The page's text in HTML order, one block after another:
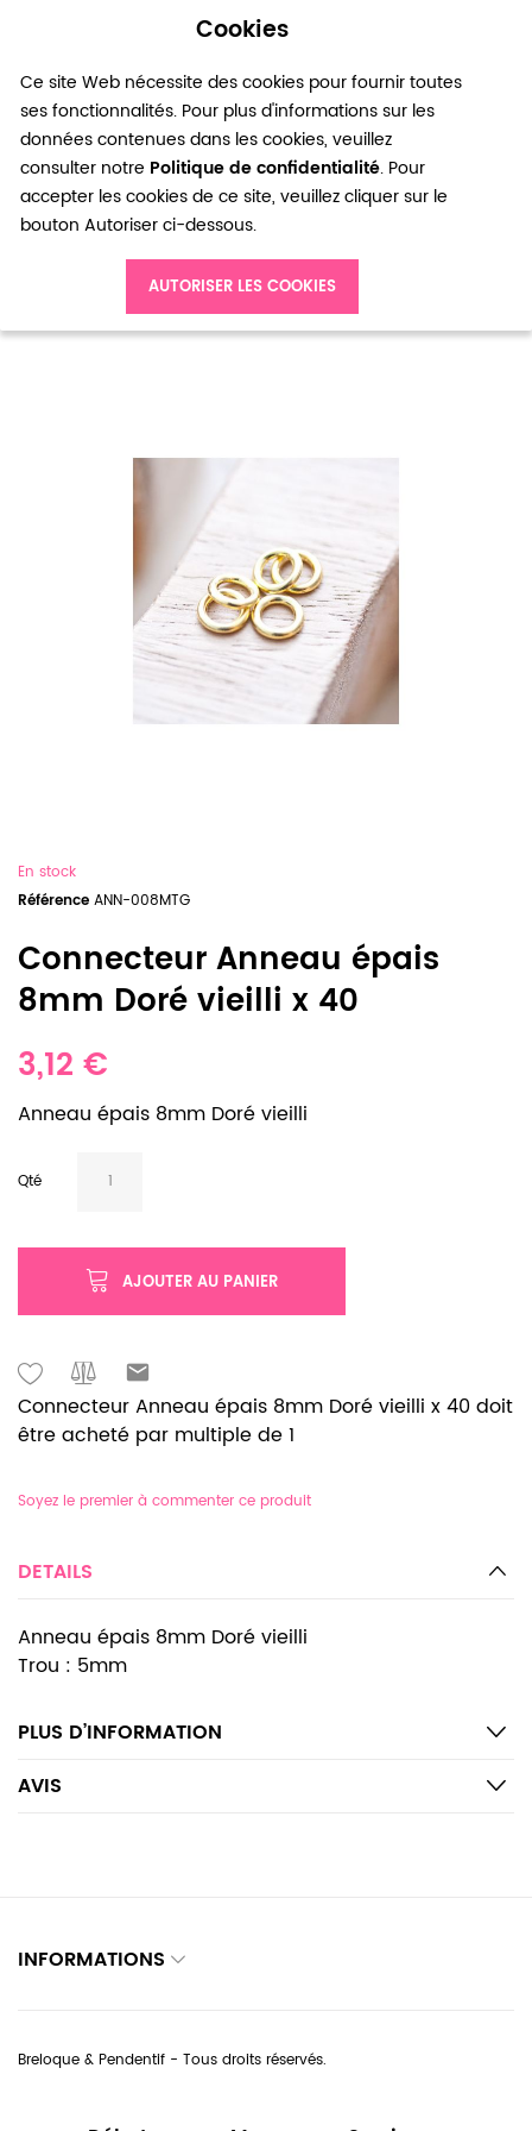
Cookies
Ce site Web nécessite des cookies pour fournir toutes
ses fonctionnalités. Pour plus d'informations sur les
données contenues dans les cookies, veuillez
consulter notre Politique de confidentialité. Pour
accepter les cookies de ce site, veuillez cliquer sur le
bouton Autoriser ci-dessous.
AUTORISER LES COOKIES
0
Connecteur Anneau épais 8mm Doré vieilli x 40
En stock
Référence ANN-008MTG
Connecteur Anneau épais
8mm Doré vieilli x 40
3,12 €
Anneau épais 8mm Doré vieilli
Qté
AJOUTER AU PANIER
Connecteur Anneau épais 8mm Doré vieilli x 40 doit
être acheté par multiple de 1
Soyez le premier à commenter ce produit
DETAILS
Anneau épais 8mm Doré vieilli
Trou : 5mm
PLUS D’INFORMATION
AVIS
INFORMATIONS
Breloque & Pendentif - Tous droits réservés.